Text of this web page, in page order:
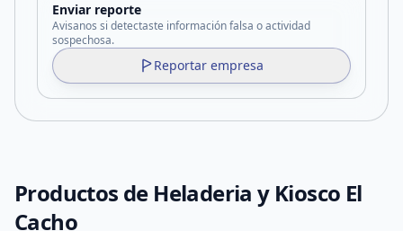
Enviar reporte
Avisanos si detectaste información falsa o actividad
sospechosa.
Reportar empresa
Productos de Heladeria y Kiosco El
Cacho